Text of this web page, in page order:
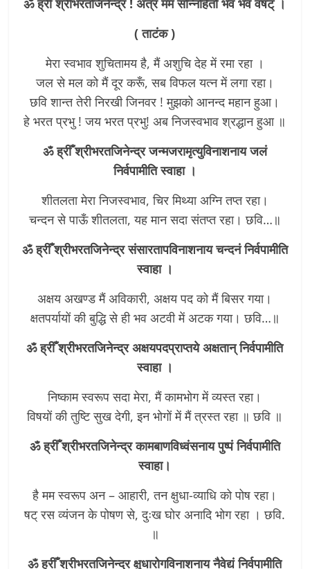
( ताटंक )
मेरा स्वभाव शुचितामय है, मैं अशुचि देह में रमा रहा ।
जल से मल को मैं दूर करूँ, सब विफल यत्न में लगा रहा।
छवि शान्त तेरी निरखी जिनवर ! मुझको आनन्द महान हुआ।
हे भरत प्रभु ! जय भरत प्रभु! अब निजस्वभाव श्रद्धान हुआ ॥
ॐ ह्रीँ श्रीभरतजिनेन्द्र जन्मजरामृत्युविनाशनाय जलं
निर्वपामीति स्वाहा ।
शीतलता मेरा निजस्वभाव, चिर मिथ्या अग्नि तप्त रहा।
चन्दन से पाऊँ शीतलता, यह मान सदा संतप्त रहा। छवि…॥
ॐ ह्रीँ श्रीभरतजिनेन्द्र संसारतापविनाशनाय चन्दनं निर्वपामीति
स्वाहा ।
अक्षय अखण्ड मैं अविकारी, अक्षय पद को मैं बिसर गया।
क्षतपर्यायों की बुद्धि से ही भव अटवी में अटक गया। छवि…॥
ॐ ह्रीँ श्रीभरतजिनेन्द्र अक्षयपदप्राप्तये अक्षतान् निर्वपामीति
स्वाहा ।
निष्काम स्वरूप सदा मेरा, मैं कामभोग में व्यस्त रहा।
विषयों की तुष्टि सुख देगी, इन भोगों में मैं त्रस्त रहा ॥ छवि ॥
ॐ ह्रीँ श्रीभरतजिनेन्द्र कामबाणविध्वंसनाय पुष्पं निर्वपामीति
स्वाहा।
है मम स्वरूप अन – आहारी, तन क्षुधा-व्याधि को पोष रहा।
षट् रस व्यंजन के पोषण से, दुःख घोर अनादि भोग रहा । छवि.
॥
ॐ ह्रीँ श्रीभरतजिनेन्द्र क्षुधारोगविनाशनाय नैवेद्यं निर्वपामीति